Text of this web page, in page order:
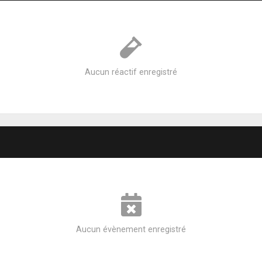
Aucun réactif enregistré
Aucun évènement enregistré